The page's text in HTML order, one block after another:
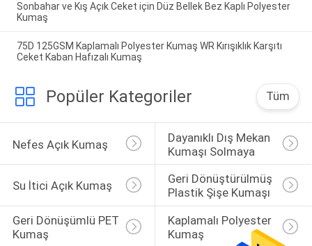
Sonbahar ve Kış Açık Ceket için Düz Bellek Bez Kaplı Polyester
Kumaş
75D 125GSM Kaplamalı Polyester Kumaş WR Kırışıklık Karşıtı
Ceket Kaban Hafızalı Kumaş
Popüler Kategoriler Tüm
Nefes Açık Kumaş
Dayanıklı Dış Mekan
Kumaşı Solmaya
Su İtici Açık Kumaş
Geri Dönüştürülmüş
Plastik Şişe Kumaşı
Geri Dönüşümlü PET
Kumaş
Kaplamalı Polyester
Kumaş